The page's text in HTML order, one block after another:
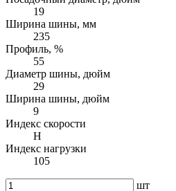
19
Ширина шины, мм
235
Профиль, %
55
Диаметр шины, дюйм
29
Ширина шины, дюйм
9
Индекс скорости
H
Индекс нагрузки
105
шт